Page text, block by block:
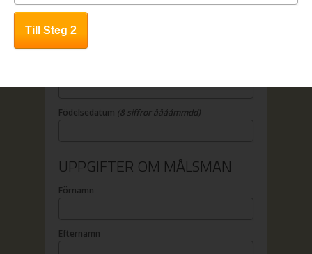
Förnamn
Födelsedatum (8 siffror ååååmmdd)
UPPGIFTER OM MÅLSMAN
Förnamn
Efternamn